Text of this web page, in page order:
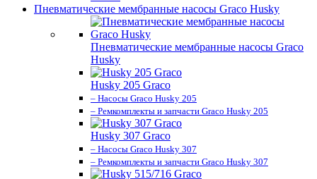
Пневматические мембранные насосы Graco Husky
Пневматические мембранные насосы Graco
Husky
Husky 205 Graco
– Насосы Graco Husky 205
– Ремкомплекты и запчасти Graco Husky 205
Husky 307 Graco
– Насосы Graco Husky 307
– Ремкомплекты и запчасти Graco Husky 307